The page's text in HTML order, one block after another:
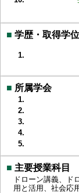
■ 学歴・取得学位
1.
■ 所属学会
1.
2.
3.
4.
5.
■ 主要授業科目
ドローン講義、ド
用と活用、社会応